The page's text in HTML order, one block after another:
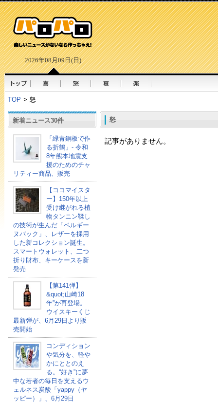
2026年08月09日(日)
TOP > 怒
新着ニュース30件
「緑青銅板で作
る折鶴」- 令和
8年熊本地震支
援のためのチャ
リティー商品、販売
【ココマイスタ
ー】150年以上
受け継がれる植
物タンニン鞣し
の技術が生んだ「ベルギー
ヌバック」、レザーを採用
した新コレクション誕生。
スマートウォレット、二つ
折り財布、キーケースを新
発売
【第141弾】
&quot;山崎18
年”が再登場。
ウイスキーくじ
最新弾が、6月29日より販
売開始
コンディション
や気分を、軽や
かにととのえ
る。“好き”に夢
中な若者の毎日を支えるウ
ェルネス炭酸「yappy（ヤ
ッピー）」、6月29日
怒
記事がありません。